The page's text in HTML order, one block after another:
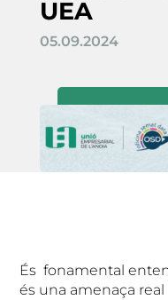
UEA
05.09.2024
És fonamental
és una amenaça